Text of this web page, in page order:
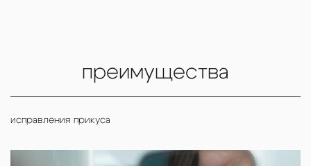
преимущества
исправления прикуса